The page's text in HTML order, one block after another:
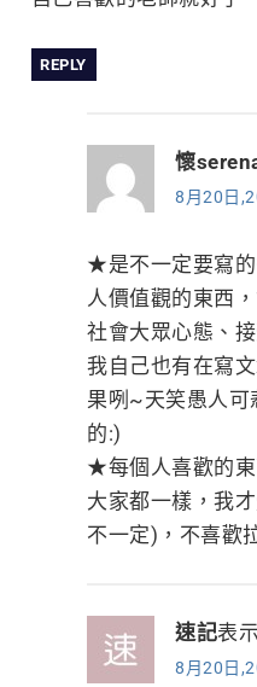
REPLY
懷
8月20日
★是不一定要寫
人價值觀的東西
社會大眾心態、
我自己也有在寫
果咧~天笑愚人可
的:)
★每個人喜歡的東
大家都一樣，我
不一定)，不喜歡
速記表
8月20日